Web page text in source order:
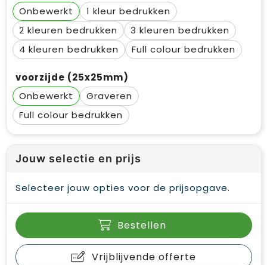
Onbewerkt
1
2
3
4
Full colour
voorzijde (25x25mm)
Onbewerkt
Graveren
Full colour
Jouw selectie en prijs
Selecteer jouw opties voor de prijsopgave.
Bestellen
Vrijblijvende offerte